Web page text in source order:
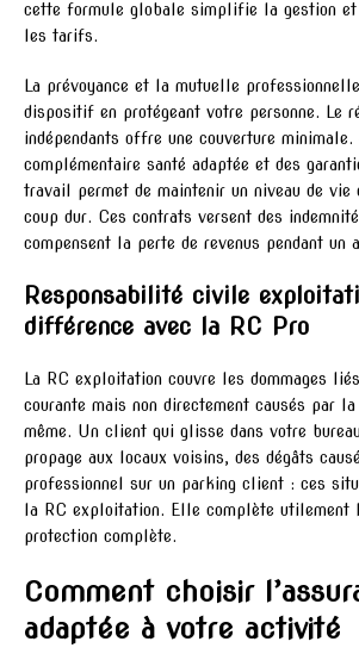
cette formule globale simplifie la gestion et
les tarifs.
La prévoyance et la mutuelle
dispositif en protégeant votre personne. Le
indépendants offre une couverture minimale.
complémentaire santé adaptée et des
travail permet de maintenir un niveau de vie
coup dur. Ces contrats versent des
compensent la perte de revenus pendant un
Responsabilité civile
différence avec la RC Pro
La RC exploitation couvre les dommages
courante mais non directement causés par
même. Un client qui glisse dans votre
propage aux locaux voisins, des dégâts
professionnel sur un parking client : ces
la RC exploitation. Elle complète utilement
protection complète.
Comment choisir
adaptée à votre activité